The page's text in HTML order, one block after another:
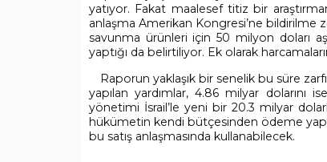
yatıyor. Fakat maalesef titiz bir
anlaşma Amerikan Kongresi’ne bildirilme
savunma ürünleri için 50 milyon doları
yaptığı da belirtiliyor. Ek olarak
Raporun yaklaşık bir senelik bu süre
yapılan yardımlar, 4.86 milyar dolarını
yönetimi İsrail’le yeni bir 20.3 milyar
hükümetin kendi bütçesinden ödeme
bu satış anlaşmasında kullanabilecek.